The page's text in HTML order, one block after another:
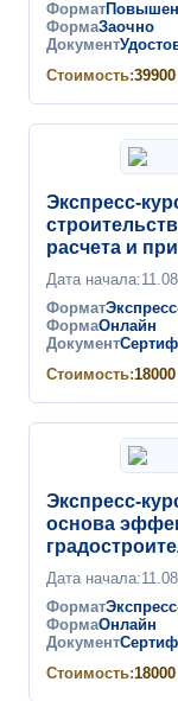
Формат
ФормаЗаочно
Документ
Стоимость:39900
Экспресс-
расчета и
Дата начала:
Формат
ФормаОнлайн
Документ
Стоимость:18000
Экспресс-
основа
Дата начала:
Формат
ФормаОнлайн
Документ
Стоимость:18000